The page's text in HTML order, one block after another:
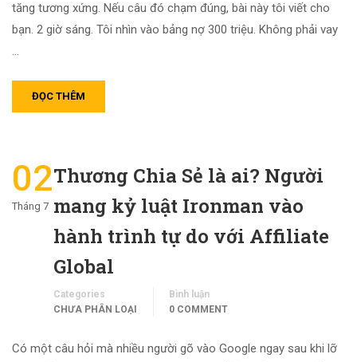
tăng tương xứng. Nếu câu đó chạm đúng, bài này tôi viết cho
bạn. 2 giờ sáng. Tôi nhìn vào bảng nợ 300 triệu. Không phải vay
…
ĐỌC THÊM
02
Tháng 7
Thương Chia Sẻ là ai? Người
mang kỷ luật Ironman vào
hành trình tự do với Affiliate
Global
Categories
CHƯA PHÂN LOẠI
Bình luận
0 COMMENT
Có một câu hỏi mà nhiều người gõ vào Google ngay sau khi lỡ